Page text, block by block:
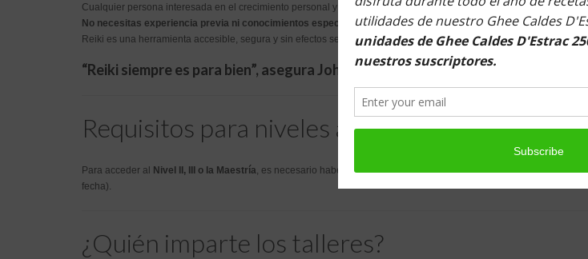
Cualquier persona interesada en el crecimiento personal y espiritual puede iniciarse en Reiki.
No necesitas experiencia previa ni conocimientos especiales.
Reiki es una herramienta accesible, segura y sin efectos secundarios.
“Reiki siempre es para bien”, asegura John Curtin, Maestro Reiki y presidente
Requisitos para niveles avanzados
Para acceder al Nivel II, III o la Maestría , es necesario haber completado los niveles anteriores con un certificado
fecha).
¿Quién imparte los talleres?